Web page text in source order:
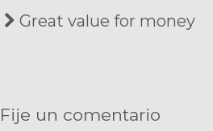
Great value for money
Fije un comentario